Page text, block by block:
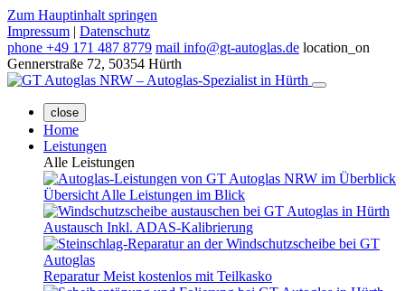
Zum Hauptinhalt springen
Impressum | Datenschutz
phone +49 171 487 8779 mail info@gt-autoglas.de location_on
Gennerstraße 72, 50354 Hürth
close
Home
Leistungen
Alle Leistungen
Übersicht Alle Leistungen im Blick
Austausch Inkl. ADAS-Kalibrierung
Reparatur Meist kostenlos mit Teilkasko